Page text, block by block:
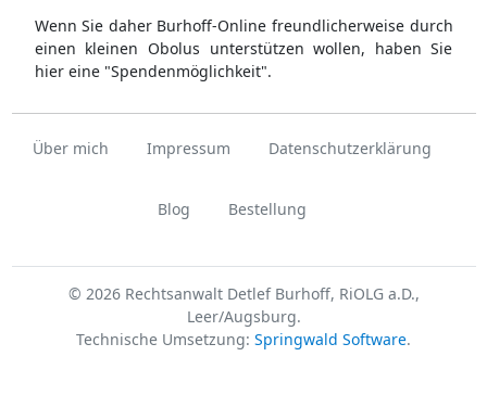
Wenn Sie daher Burhoff-Online freundlicherweise durch
einen kleinen Obolus unterstützen wollen, haben Sie
hier eine "Spendenmöglichkeit".
Über mich Impressum Datenschutzerklärung
Blog Bestellung
© 2026 Rechtsanwalt Detlef Burhoff, RiOLG a.D.,
Leer/Augsburg.
Technische Umsetzung: Springwald Software.